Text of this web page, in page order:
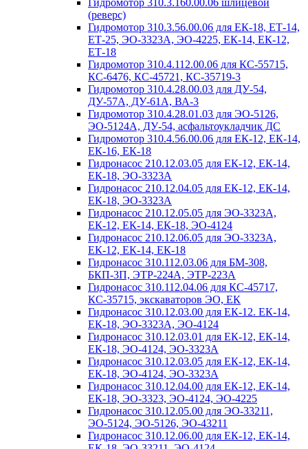
(реверс)
Гидромотор 310.3.56.00.06 для ЕК-18, ЕТ-14,
ЕТ-25, ЭО-3323А, ЭО-4225, ЕК-14, ЕК-12,
ЕТ-18
Гидромотор 310.4.112.00.06 для КС-55715,
КС-6476, КС-45721, КС-35719-3
Гидромотор 310.4.28.00.03 для ДУ-54,
ДУ-57А, ДУ-61А, ВА-3
Гидромотор 310.4.28.01.03 для ЭО-5126,
ЭО-5124А, ДУ-54, асфальтоукладчик ДС
Гидромотор 310.4.56.00.06 для ЕК-12, ЕК-14,
ЕК-16, ЕК-18
Гидронасос 210.12.03.05 для ЕК-12, ЕК-14,
ЕК-18, ЭО-3323А
Гидронасос 210.12.04.05 для ЕК-12, ЕК-14,
ЕК-18, ЭО-3323А
Гидронасос 210.12.05.05 для ЭО-3323А,
ЕК-12, ЕК-14, ЕК-18, ЭО-4124
Гидронасос 210.12.06.05 для ЭО-3323А,
ЕК-12, ЕК-14, ЕК-18
Гидронасос 310.112.03.06 для БМ-308,
БКП-3П, ЭТР-224А, ЭТР-223А
Гидронасос 310.112.04.06 для КС-45717,
КС-35715, экскаваторов ЭО, ЕК
Гидронасос 310.12.03.00 для ЕК-12. ЕК-14,
ЕК-18, ЭО-3323А, ЭО-4124
Гидронасос 310.12.03.01 для ЕК-12, ЕК-14,
ЕК-18, ЭО-4124, ЭО-3323А
Гидронасос 310.12.03.05 для ЕК-12, ЕК-14,
ЕК-18, ЭО-4124, ЭО-3323А
Гидронасос 310.12.04.00 для ЕК-12, ЕК-14,
ЕК-18, ЭО-3323, ЭО-4124, ЭО-4225
Гидронасос 310.12.05.00 для ЭО-33211,
ЭО-5124, ЭО-5126, ЭО-43211
Гидронасос 310.12.06.00 для ЕК-12, ЕК-14,